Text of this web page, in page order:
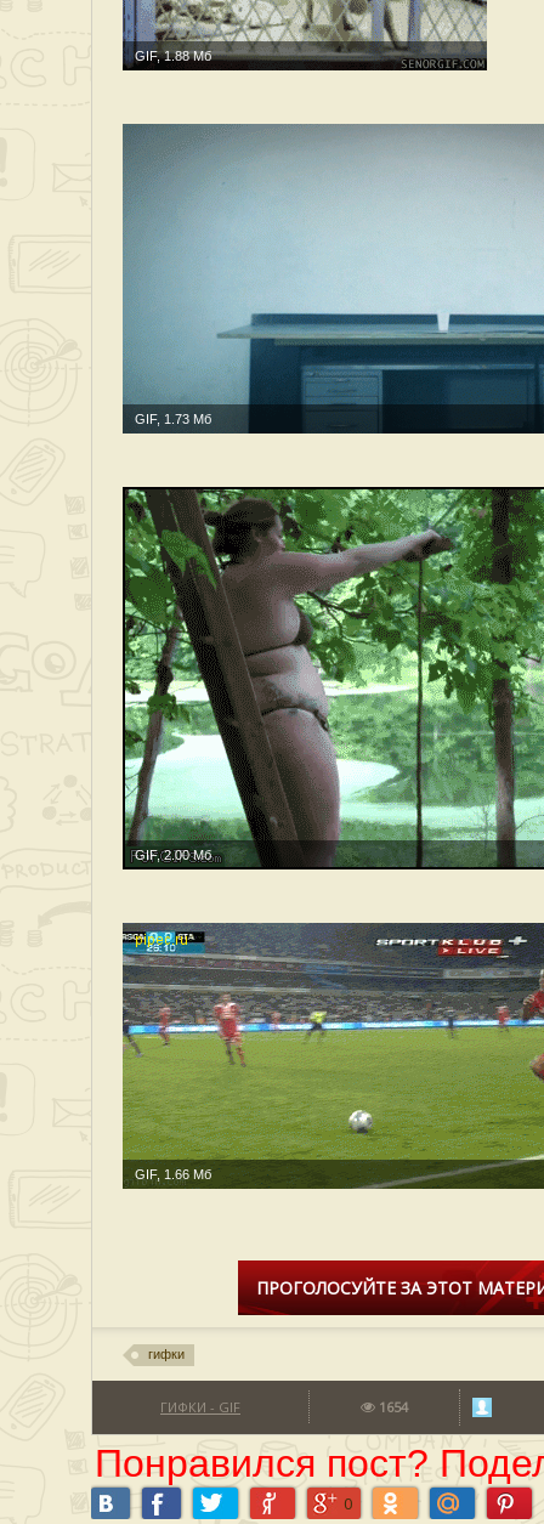
GIF, 1.88 Мб
GIF, 1.73 Мб
GIF, 2.00 Мб
GIF, 1.66 Мб
ПРОГОЛОСУЙТЕ ЗА ЭТОТ
гифки
ГИФКИ - GIF 1654
Понравился пост?
0